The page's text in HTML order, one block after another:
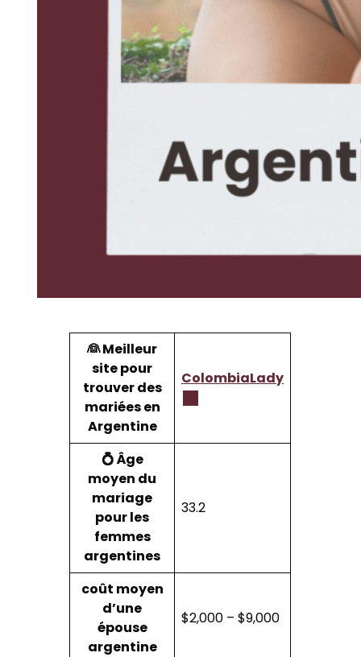
👰 Meilleur
site pour
trouver des
mariées en
Argentine
ColombiaLady
💍 Âge
moyen du
mariage
pour les
femmes
argentines
33.2
coût moyen
d’une
épouse
argentine
$2,000 – $9,000